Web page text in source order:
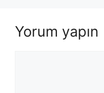
Yorum yapın